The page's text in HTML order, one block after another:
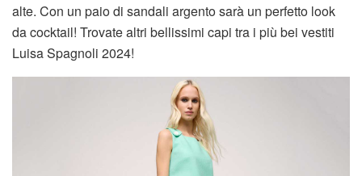
alte. Con un paio di sandali argento sarà un perfetto look
da cocktail! Trovate altri bellissimi capi tra i più bei vestiti
Luisa Spagnoli 2024!